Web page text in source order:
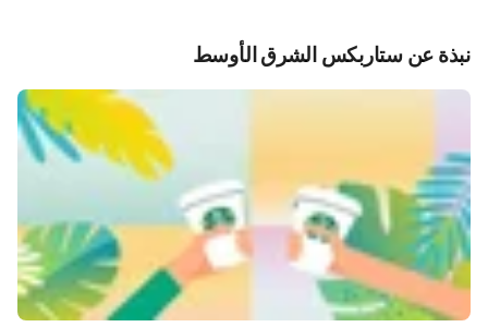
نبذة عن ستاربكس الشرق الأوسط